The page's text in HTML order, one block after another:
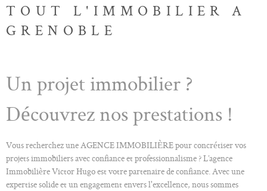
TOUT L'IMMOBILIER A
GRENOBLE
Un projet immobilier ?
Découvrez nos prestations !
Vous recherchez une AGENCE IMMOBILIÈRE pour concrétiser vos
projets immobiliers avec confiance et professionnalisme ? L’agence
Immobilière Victor Hugo est votre partenaire de confiance. Avec une
expertise solide et un engagement envers l'excellence, nous sommes